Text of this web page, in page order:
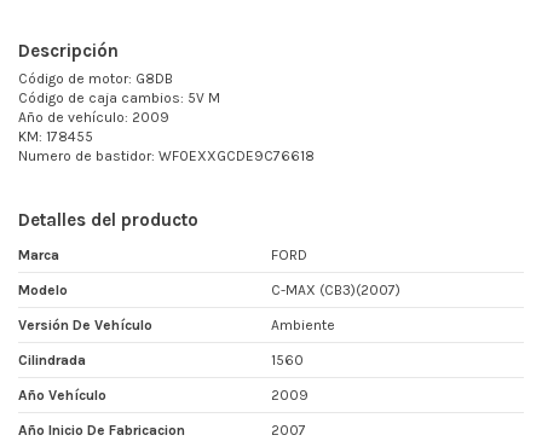
Descripción
Código de motor: G8DB
Código de caja cambios: 5V M
Año de vehículo: 2009
KM: 178455
Numero de bastidor: WF0EXXGCDE9C76618
Detalles del producto
Marca FORD
Modelo C-MAX (CB3)(2007)
Versión De Vehículo Ambiente
Cilindrada 1560
Año Vehículo 2009
Año Inicio De Fabricacion 2007